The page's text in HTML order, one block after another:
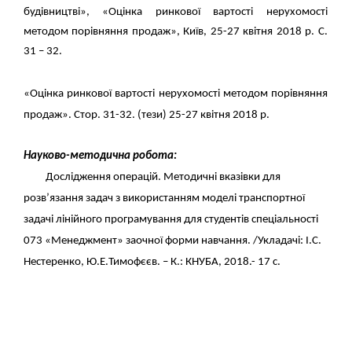
будівництві», «Оцінка ринкової вартості нерухомості
методом порівняння продаж», Київ, 25-27 квітня 2018 р. С.
31 – 32.
«Оцінка ринкової вартості нерухомості методом порівняння
продаж». Стор. 31-32. (тези) 25-27 квітня 2018 р.
Науково-методична робота:
Дослідження операцій. Методичні вказівки для
розв’язання задач з використанням моделі транспортної
задачі лінійного програмування для студентів спеціальності
073 «Менеджмент» заочної форми навчання. /Укладачі: І.С.
Нестеренко, Ю.Е.Тимофєєв. – К.: КНУБА, 2018.- 17 с.